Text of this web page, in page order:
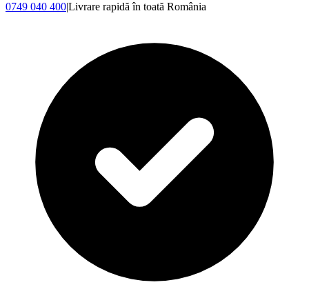
0749 040 400|Livrare rapidă în toată România